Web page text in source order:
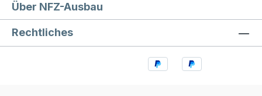
Über NFZ-Ausbau
Rechtliches